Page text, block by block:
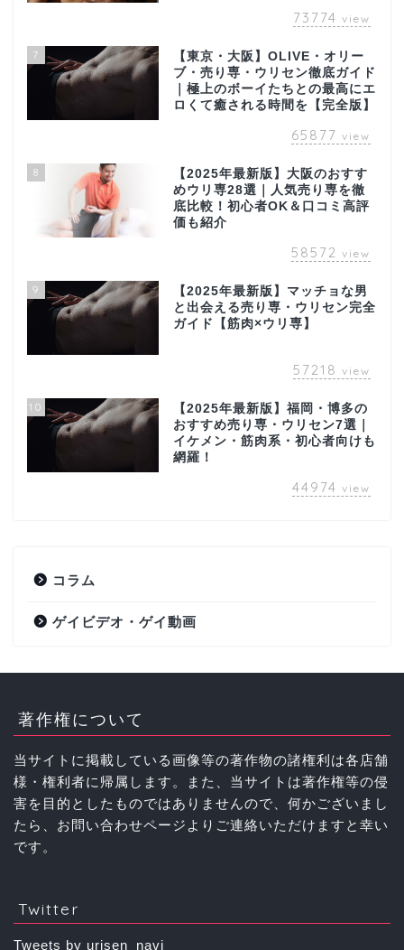
73774 view
7
【東京・大阪】OLIVE・オリー
ブ・売り専・ウリセン徹底ガイド
｜極上のボーイたちとの最高にエ
ロくて癒される時間を【完全版】
65877 view
8
【2025年最新版】大阪のおすす
めウリ専28選｜人気売り専を徹
底比較！初心者OK＆口コミ高評
価も紹介
58572 view
9
【2025年最新版】マッチョな男
と出会える売り専・ウリセン完全
ガイド【筋肉×ウリ専】
57218 view
10
【2025年最新版】福岡・博多の
おすすめ売り専・ウリセン7選｜
イケメン・筋肉系・初心者向けも
網羅！
44974 view
コラム
ゲイビデオ・ゲイ動画
著作権について
当サイトに掲載している画像等の著作物の諸権利は各店舗
様・権利者に帰属します。また、当サイトは著作権等の侵
害を目的としたものではありませんので、何かございまし
たら、お問い合わせページよりご連絡いただけますと幸い
です。
Twitter
Tweets by urisen_navi